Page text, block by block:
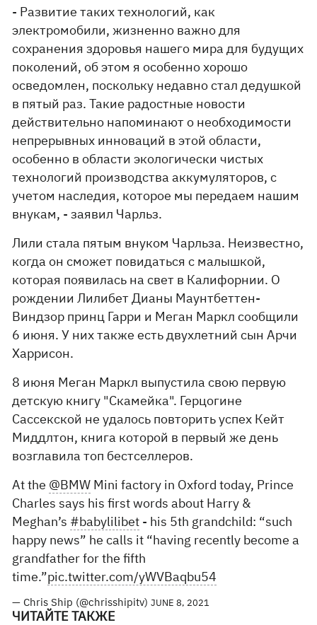
- Развитие таких технологий, как
электромобили, жизненно важно для
сохранения здоровья нашего мира для будущих
поколений, об этом я особенно хорошо
осведомлен, поскольку недавно стал дедушкой
в ​​пятый раз. Такие радостные новости
действительно напоминают о необходимости
непрерывных инноваций в этой области,
особенно в области экологически чистых
технологий производства аккумуляторов, с
учетом наследия, которое мы передаем нашим
внукам, - заявил Чарльз.
Лили стала пятым внуком Чарльза. Неизвестно,
когда он сможет повидаться с малышкой,
которая появилась на свет в Калифорнии. О
рождении Лилибет Дианы Маунтбеттен-
Виндзор принц Гарри и Меган Маркл сообщили
6 июня. У них также есть двухлетний сын Арчи
Харрисон.
8 июня Меган Маркл выпустила свою первую
детскую книгу "Скамейка". Герцогине
Сассекской не удалось повторить успех Кейт
Миддлтон, книга которой в первый же день
возглавила топ бестселлеров.
At the @BMW Mini factory in Oxford today, Prince
Charles says his first words about Harry &
Meghan’s #babylilibet - his 5th grandchild: “such
happy news” he calls it “having recently become a
grandfather for the fifth
time.”pic.twitter.com/yWVBaqbu54
— Chris Ship (@chrisshipitv)JUNE 8, 2021
ЧИТАЙТЕ ТАКЖЕ